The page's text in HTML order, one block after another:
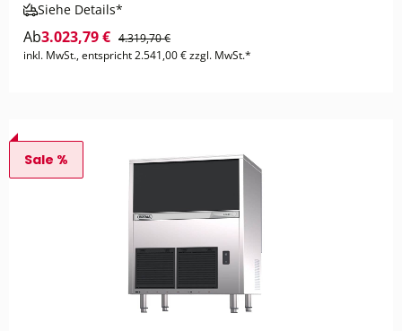
Siehe Details*
Ab3.023,79 € 4.319,70 €
inkl. MwSt., entspricht 2.541,00 € zzgl. MwSt.*
Sale %